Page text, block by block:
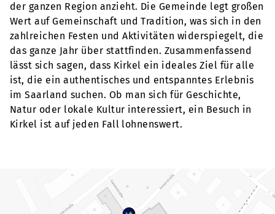
der ganzen Region anzieht. Die Gemeinde legt großen
Wert auf Gemeinschaft und Tradition, was sich in den
zahlreichen Festen und Aktivitäten widerspiegelt, die
das ganze Jahr über stattfinden. Zusammenfassend
lässt sich sagen, dass Kirkel ein ideales Ziel für alle
ist, die ein authentisches und entspanntes Erlebnis
im Saarland suchen. Ob man sich für Geschichte,
Natur oder lokale Kultur interessiert, ein Besuch in
Kirkel ist auf jeden Fall lohnenswert.